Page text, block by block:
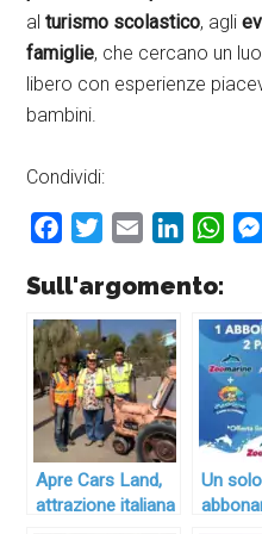
alturismo scolastico, agli
famiglie, che cercano un
libero con esperienze
bambini.
Condividi:
FacebookTwitterEmail LinkedIn
Sull'argomento:
Apre Cars Land,
attrazione italiana
Un solo